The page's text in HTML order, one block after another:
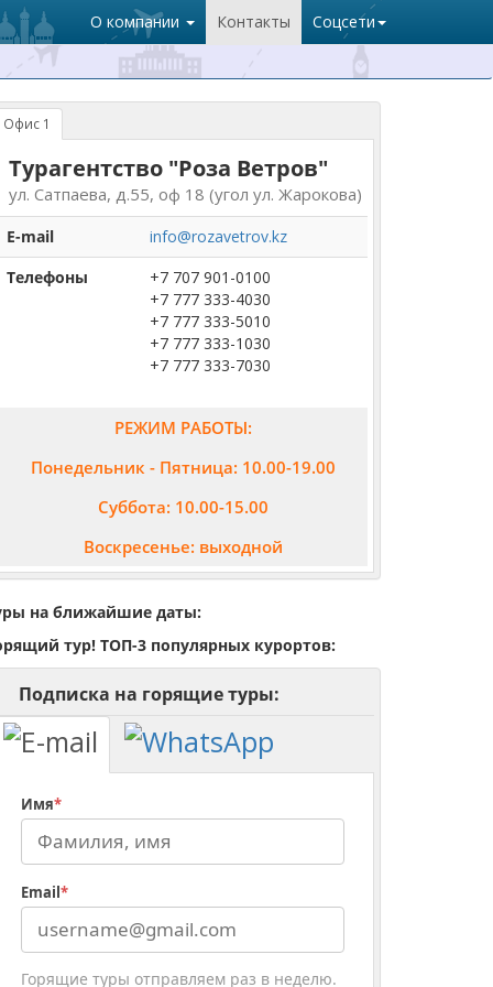
О компании Контакты Соцсети
Офис 1
Турагентство "Роза Ветров"
ул. Сатпаева, д.55, оф 18 (угол ул. Жарокова)
E-mail
info@rozavetrov.kz
Телефоны
+7 707 901-0100
+7 777 333-4030
+7 777 333-5010
+7 777 333-1030
+7 777 333-7030
РЕЖИМ РАБОТЫ:
Понедельник - Пятница: 10.00-19.00
Суббота: 10.00-15.00
Воскресенье: выходной
на ближайшие даты:
тур! ТОП-3 популярных курортов:
Подписка на горящие туры:
Имя*
Email*
Горящие туры отправляем раз в неделю.